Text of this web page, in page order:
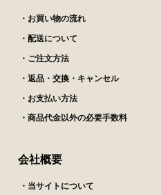
・お買い物の流れ
・配送について
・ご注文方法
・返品・交換・キャンセル
・お支払い方法
・商品代金以外の必要手数料
会社概要
・当サイトについて